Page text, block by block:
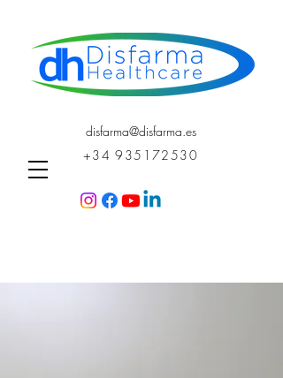
disfarma@disfarma.es
+34 935172530